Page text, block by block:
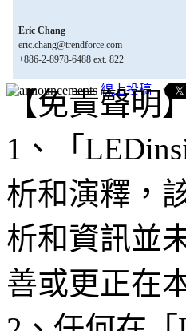
Eric Chang
eric.chang@trendforce.com
+886-2-8978-6488 ext. 822
線上投稿
【免責聲明
1、「
析和演釋，
析和資訊並
善或更正在